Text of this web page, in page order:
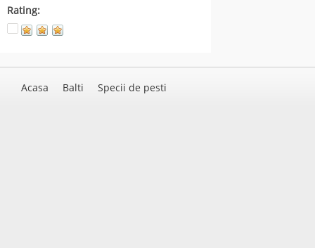
Rating:
Acasa Balti Specii de pesti